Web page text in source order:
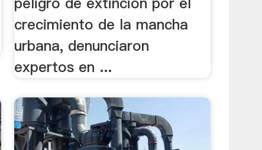
crecimiento de la mancha
urbana, denunciaron
expertos en ...